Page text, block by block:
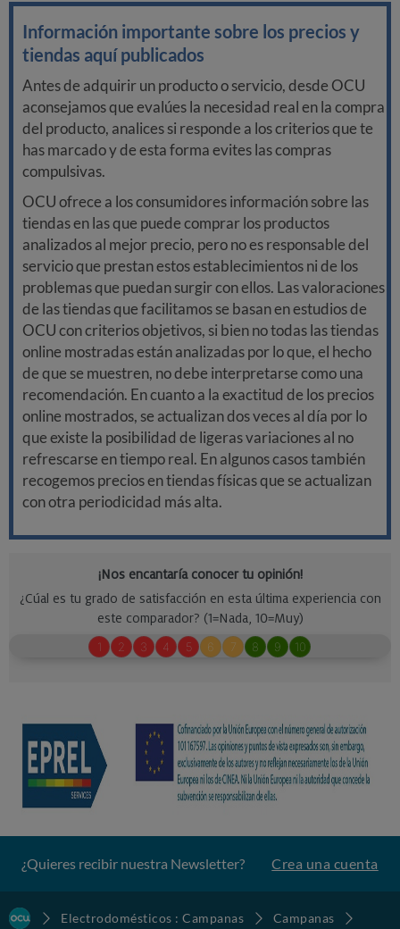
Información importante sobre los precios y
tiendas aquí publicados
Antes de adquirir un producto o servicio, desde OCU
aconsejamos que evalúes la necesidad real en la compra
del producto, analices si responde a los criterios que te
has marcado y de esta forma evites las compras
compulsivas.
OCU ofrece a los consumidores información sobre las
tiendas en las que puede comprar los productos
analizados al mejor precio, pero no es responsable del
servicio que prestan estos establecimientos ni de los
problemas que puedan surgir con ellos. Las valoraciones
de las tiendas que facilitamos se basan en estudios de
OCU con criterios objetivos, si bien no todas las tiendas
online mostradas están analizadas por lo que, el hecho
de que se muestren, no debe interpretarse como una
recomendación. En cuanto a la exactitud de los precios
online mostrados, se actualizan dos veces al día por lo
que existe la posibilidad de ligeras variaciones al no
refrescarse en tiempo real. En algunos casos también
recogemos precios en tiendas físicas que se actualizan
con otra periodicidad más alta.
¿Quieres recibir nuestra Newsletter? Crea una cuenta
Electrodomésticos : Campanas
Campanas